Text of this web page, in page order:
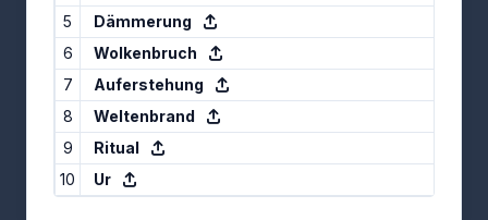
5
Dämmerung
6
Wolkenbruch
7
Auferstehung
8
Weltenbrand
9
Ritual
10
Ur